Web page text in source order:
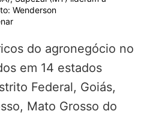
Wenderson
do agronegócio no
em 14 estados
Federal, Goiás,
Mato Grosso do